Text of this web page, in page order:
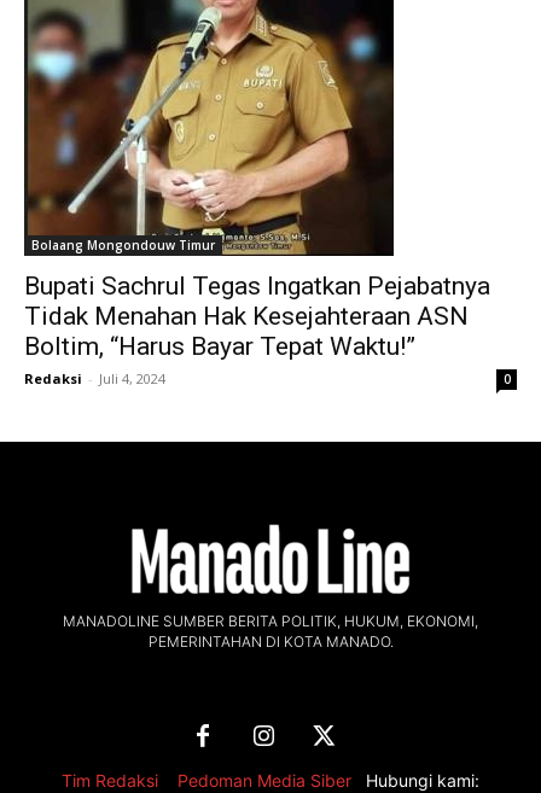
Bolaang Mongondouw Timur
Bupati Sachrul Tegas Ingatkan Pejabatnya
Tidak Menahan Hak Kesejahteraan ASN
Boltim, “Harus Bayar Tepat Waktu!”
Redaksi - Juli 4, 2024 0
MANADOLINE SUMBER BERITA POLITIK, HUKUM, EKONOMI,
PEMERINTAHAN DI KOTA MANADO.
Tim Redaksi Pedoman Media Siber Hubungi kami: